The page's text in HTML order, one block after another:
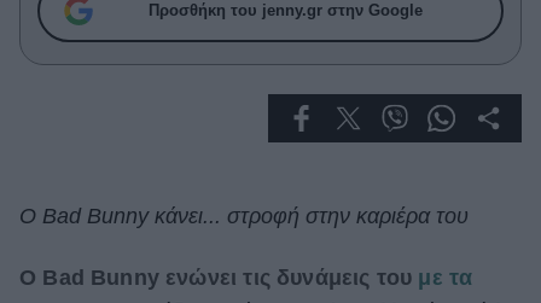
Ζώδια
Cooking
Προσθήκη του jenny.gr στην Google
Ο Bad Bunny κάνει... στροφή στην καριέρα του
Ο Bad Bunny ενώνει τις δυνάμεις του με τα